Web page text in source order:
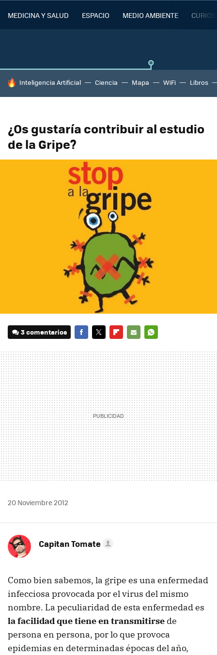
MEDICINA Y SALUD ESPACIO MEDIO AMBIENTE
HOY SE HABLA DE
Inteligencia Artificial Ciencia Mapa WiFi Libros
¿Os gustaría contribuir al estudio
de la Gripe?
3 comentarios
MAIL
20 Noviembre 2012
Capitan Tomate
Como bien sabemos, la gripe es una enfermedad
infecciosa provocada por el virus del mismo
nombre. La peculiaridad de esta enfermedad es
la facilidad que tiene en transmitirse de
persona en persona, por lo que provoca
epidemias en determinadas épocas del año,